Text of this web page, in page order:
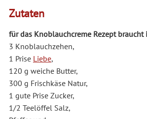
Zutaten
für das Knoblauchcreme Rezept braucht
3 Knoblauchzehen,
1 Prise Liebe,
120 g weiche Butter,
300 g Frischkäse Natur,
1 gute Prise Zucker,
1/2 Teelöffel Salz,